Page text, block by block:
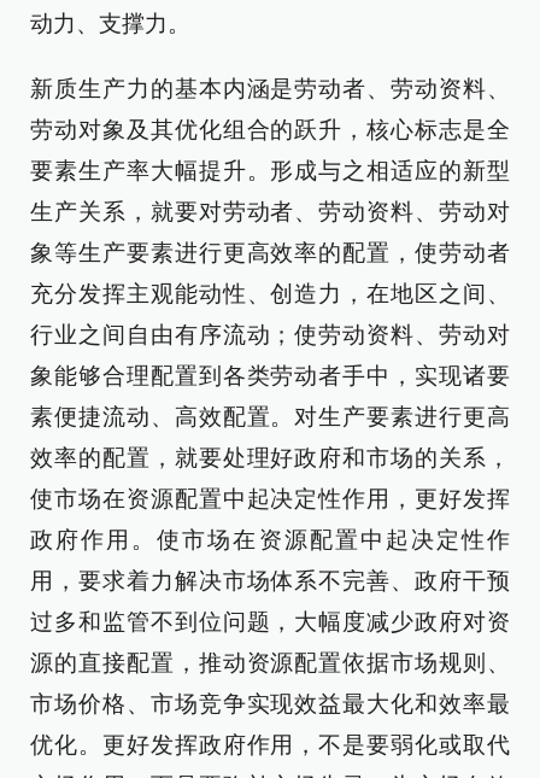
动力、支撑力。
新质生产力的基本内涵是劳动者、劳动资料、
劳动对象及其优化组合的跃升，核心标志是全
要素生产率大幅提升。形成与之相适应的新型
生产关系，就要对劳动者、劳动资料、劳动对
象等生产要素进行更高效率的配置，使劳动者
充分发挥主观能动性、创造力，在地区之间、
行业之间自由有序流动；使劳动资料、劳动对
象能够合理配置到各类劳动者手中，实现诸要
素便捷流动、高效配置。对生产要素进行更高
效率的配置，就要处理好政府和市场的关系，
使市场在资源配置中起决定性作用，更好发挥
政府作用。使市场在资源配置中起决定性作
用，要求着力解决市场体系不完善、政府干预
过多和监管不到位问题，大幅度减少政府对资
源的直接配置，推动资源配置依据市场规则、
市场价格、市场竞争实现效益最大化和效率最
优化。更好发挥政府作用，不是要弱化或取代